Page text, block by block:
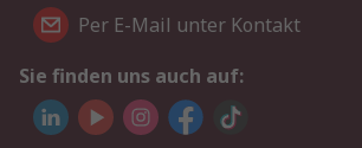
Per E-Mail unter Kontakt
Sie finden uns auch auf: